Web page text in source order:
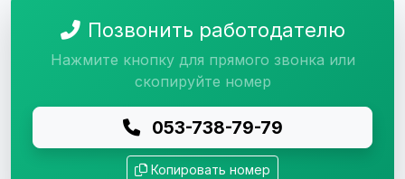
Позвонить работодателю
Нажмите кнопку для прямого звонка или
скопируйте номер
053-738-79-79
Копировать номер